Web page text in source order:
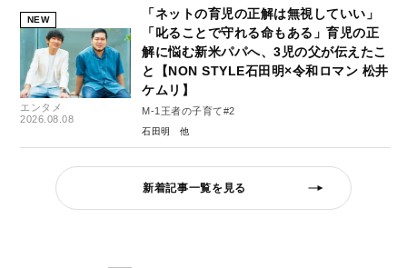
NEW
エンタメ
2026.08.08
「ネットの育児の正解は無視していい」
「叱ることで守れる命もある」育児の正
解に悩む新米パパへ、3児の父が伝えたこ
と【NON STYLE石田明×令和ロマン 松井
ケムリ】
M-1王者の子育て#2
石田明
新着記事一覧を見る